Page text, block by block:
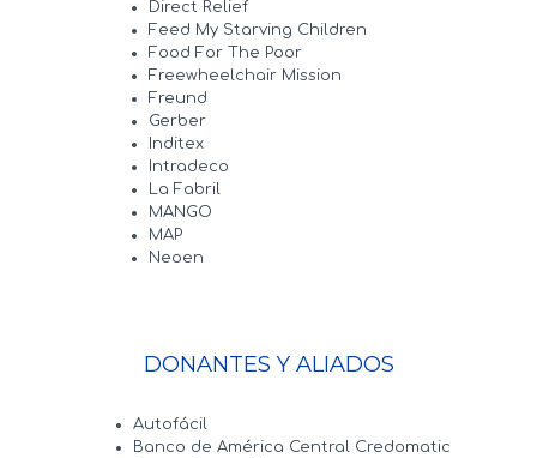
Direct Relief
Feed My Starving Children
Food For The Poor
Freewheelchair Mission
Freund
Gerber
Inditex
Intradeco
La Fabril
MANGO
MAP
Neoen
DONANTES Y ALIADOS
Autofácil
Banco de América Central Credomatic